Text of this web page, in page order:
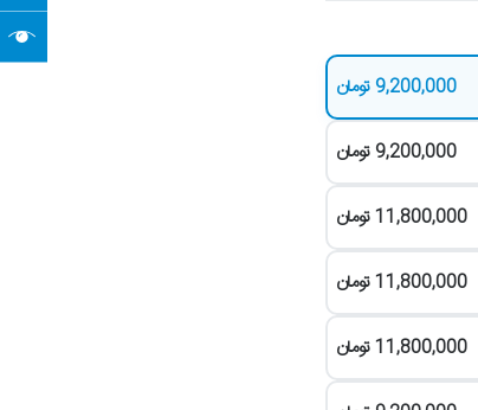
9,200,000 تومان
9,200,000 تومان
11,800,000تومان
11,800,000تومان
11,800,000تومان